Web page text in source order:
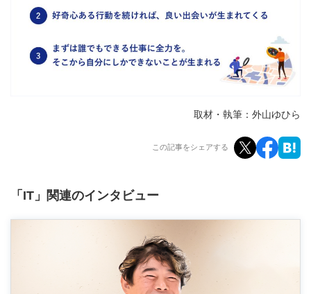
取材・執筆：外山ゆひら
この記事をシェアする
「IT」関連のインタビュー